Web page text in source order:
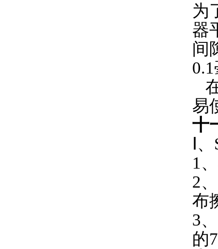
为
器
间
易
十
Ⅰ
1
2
布
3
的